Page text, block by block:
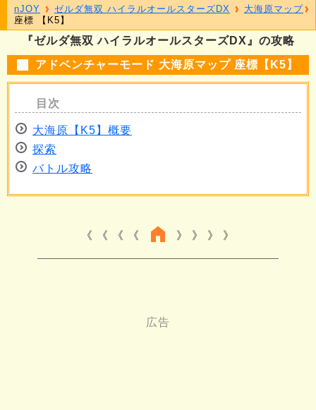
『ゼルダ無双 ハイラルオールスターズDX』の攻略
アドベンチャーモード 大海原マップ 座標【K5】
大海原【K5】概要
探索
バトル攻略
《 《 《 》 》 》
nJOY ゼルダ無双 ハイラルオールスターズDX
大海原マップ
座標 【K5】